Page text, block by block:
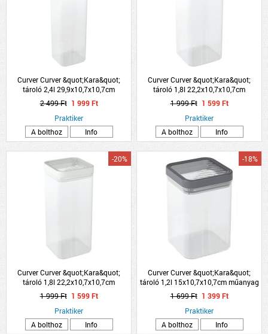
Curver Curver &quot;Kara&quot;
tároló 2,4l 29,9x10,7x10,7cm
műanyag
2 499 Ft 1 999 Ft
Praktiker
A bolthoz
Info
Curver Curver &quot;Kara&quot;
tároló 1,8l 22,2x10,7x10,7cm
műanyag
1 999 Ft 1 599 Ft
Praktiker
A bolthoz
Info
Curver Curver &quot;Kara&quot;
tároló 1,8l 22,2x10,7x10,7cm
műanyag
-20%
1 999 Ft 1 599 Ft
Praktiker
A bolthoz
Info
Curver Curver &quot;Kara&quot;
tároló 1,2l 15x10,7x10,7cm műanyag
-18%
1 699 Ft 1 399 Ft
Praktiker
A bolthoz
Info